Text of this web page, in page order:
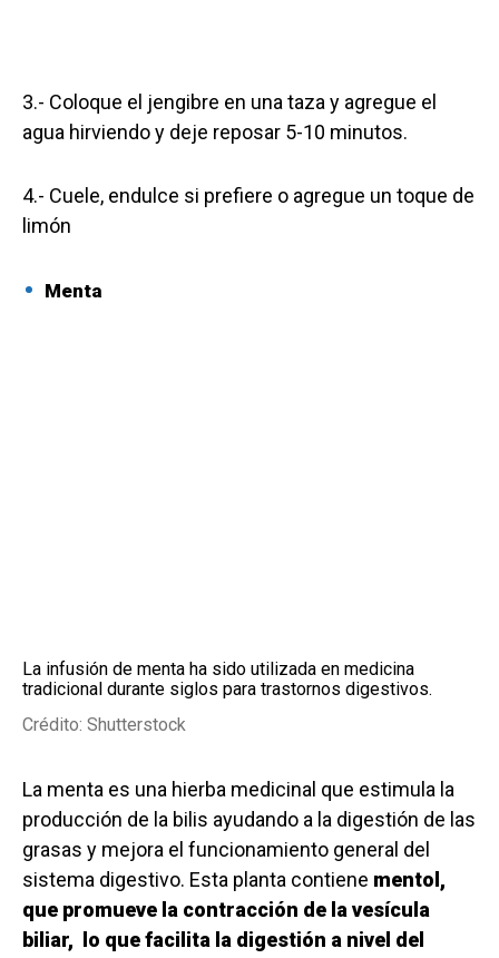
3.- Coloque el jengibre en una taza y agregue el
agua hirviendo y deje reposar 5-10 minutos.
4.- Cuele, endulce si prefiere o agregue un toque de
limón
Menta
La infusión de menta ha sido utilizada en medicina
tradicional durante siglos para trastornos digestivos.
Crédito: Shutterstock
La menta es una hierba medicinal que estimula la
producción de la bilis ayudando a la digestión de las
grasas y mejora el funcionamiento general del
sistema digestivo. Esta planta contiene mentol,
que promueve la contracción de la vesícula
biliar, lo que facilita la digestión a nivel del